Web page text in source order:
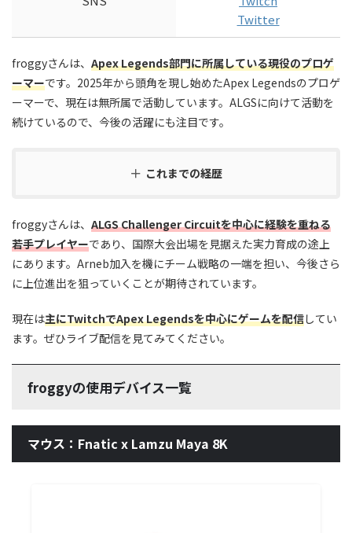
Twitter
froggyさんは、 Apex Legends部門に所属している現役のプロゲ
ーマーです。2025年から頭角を現し始めたApex Legendsのプロゲ
ーマーで、現在は無所属で活動しています。ALGSに向けて活動を
続けているので、今後の活躍にも注目です。
これまでの経歴
froggyさんは、 ALGS Challenger Circuitを中心に経験を重ねる
若手プレイヤーであり、国際大会出場を見据えた実力育成の途上
にあります。Arneb加入を機にチーム戦略の一端を担い、今後さら
に上位進出を狙っていくことが期待されています。
現在は主にTwitchでApex Legendsを中心にゲームを配信してい
ます。ぜひライブ配信を見てみてください。
froggyの使用デバイス一覧
マウス：Fnatic x Lamzu Maya 8K